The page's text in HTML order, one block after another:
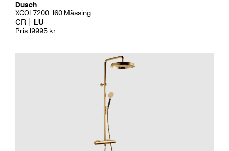
Dusch
XCOL7200-160 Mässing
CR LU
Pris 19995 kr